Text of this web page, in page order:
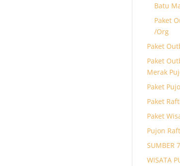
Batu
Paket
/Org
Paket
Paket
Merak
Paket
Paket
Paket
Pujon
SUMBER
WISATA